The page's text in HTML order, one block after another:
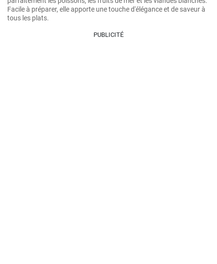
Facile à préparer, elle apporte une touche d'élégance et de saveur à
tous les plats.
PUBLICITÉ